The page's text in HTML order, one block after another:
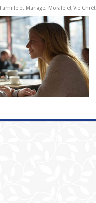
Famille et Mariage, Morale et Vie